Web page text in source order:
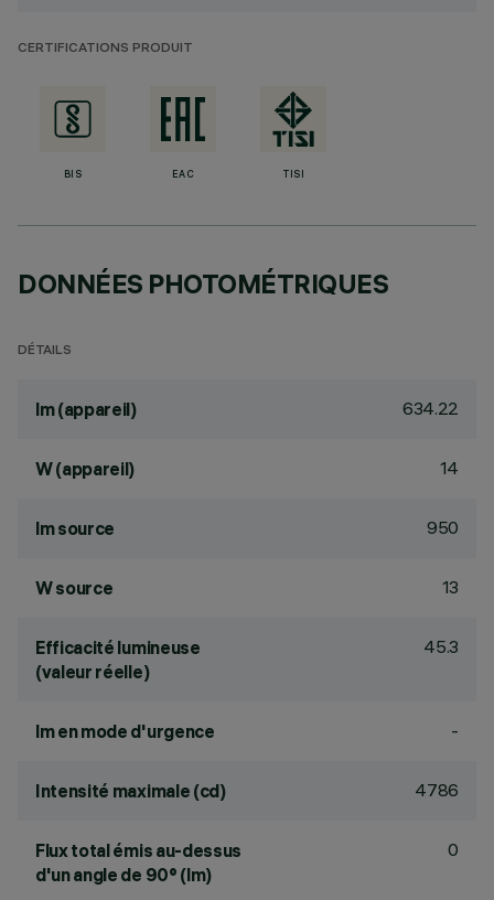
CERTIFICATIONS PRODUIT
BIS EAC TISI
DONNÉES PHOTOMÉTRIQUES
DÉTAILS
lm (appareil) 634.22
W (appareil) 14
lm source 950
W source 13
Efficacité lumineuse
(valeur réelle)
45.3
lm en mode d'urgence -
Intensité maximale (cd) 4786
Flux total émis au-dessus
d'un angle de 90° (lm)
0